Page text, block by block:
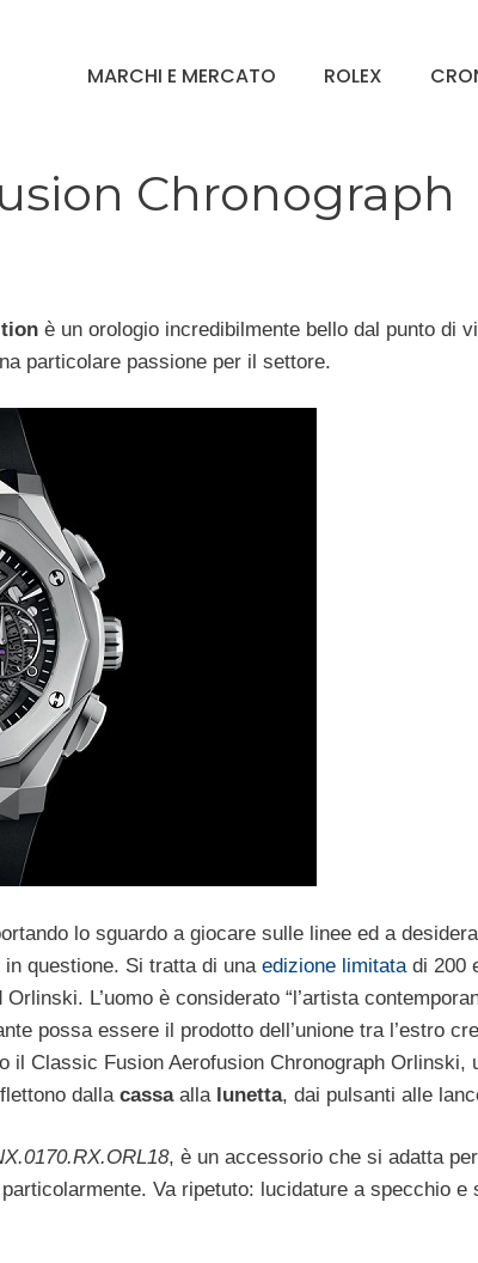
MARCHI E MERCATO ROLEX
Chronograph
è un orologio incredibilmente bello dal punto di
particolare passione per il settore.
lo sguardo a giocare sulle linee ed a
questione. Si tratta di una edizione limitata di 200
L’uomo è considerato “l’artista
possa essere il prodotto dell’unione tra l’estro
Classic Fusion Aerofusion Chronograph Orlinski,
dalla cassaalla lunetta, dai pulsanti alle
, è un accessorio che si adatta
Va ripetuto: lucidature a specchio e